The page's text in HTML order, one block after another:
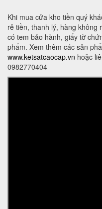
Khi mua cửa kho tiền quý
rẻ tiền, thanh lý, hàng không
có tem bảo hành, giấy tờ
phẩm. Xem thêm các sản
www.ketsatcaocap.vn hoặc
0982770404